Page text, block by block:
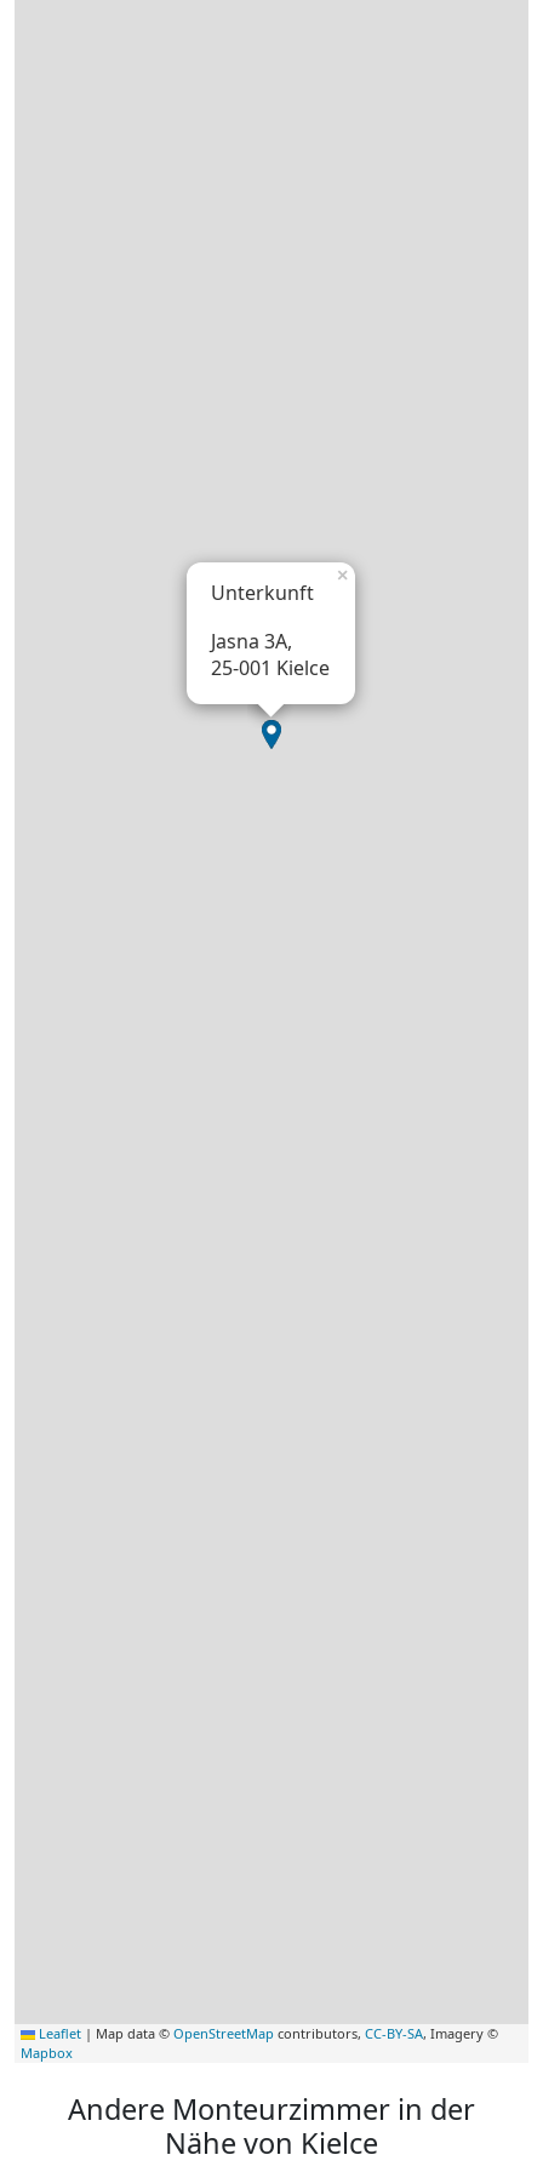
Unterkunft
Jasna 3A,
25-001 Kielce
×
Leaflet | Map data © OpenStreetMap contributors, CC-BY-SA, Imagery ©
Mapbox
Andere Monteurzimmer in der
Nähe von Kielce